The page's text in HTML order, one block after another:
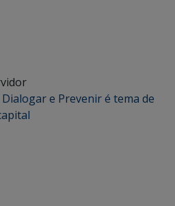
e Prevenir é tema de